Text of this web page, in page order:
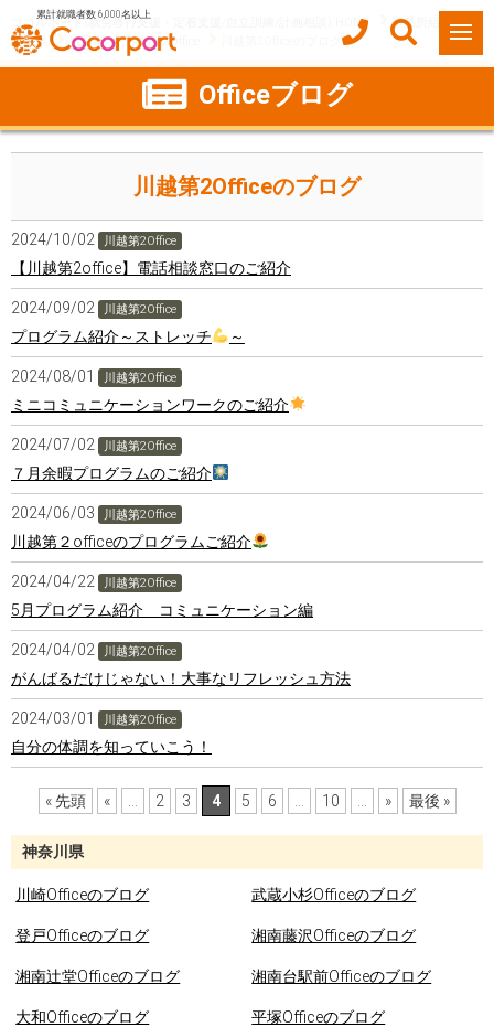
累計就職者数 6,000名以上
ココルポート(就労移行支援・定着支援/自立訓練/計画相談) HOME
事業所紹介
埼玉県
川越市 川越第2Office
Officeブログ
神奈川県
川崎Officeのブログ 武蔵小杉Officeのブログ
登戸Officeのブログ 湘南藤沢Officeのブログ
湘南辻堂Officeのブログ 湘南台駅前Officeのブログ
大和Officeのブログ 平塚Officeのブログ
川越第2Officeのブログ
2024/10/02 川越第2Office
【川越第2office】電話相談窓口のご紹介
2024/09/02 川越第2Office
プログラム紹介～ストレッチ ～
2024/08/01 川越第2Office
ミニコミュニケーションワークのご紹介
2024/07/02 川越第2Office
７月余暇プログラムのご紹介
2024/06/03 川越第2Office
川越第２officeのプログラムご紹介
2024/04/22 川越第2Office
5月プログラム紹介 コミュニケーション編
2024/04/02 川越第2Office
がんばるだけじゃない！大事なリフレッシュ方法
2024/03/01 川越第2Office
自分の体調を知っていこう！
« 先頭 « 2 3 4 5 6 10 » 最後 »